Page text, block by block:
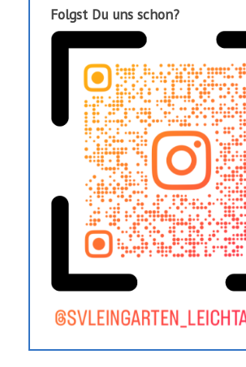
Folgst Du uns schon?